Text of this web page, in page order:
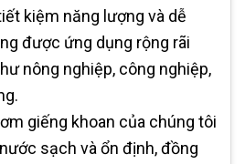
kiệm năng lượng và dễ
được ứng dụng rộng rãi
nông nghiệp, công nghiệp,
giếng khoan của chúng tôi
sạch và ổn định, đồng